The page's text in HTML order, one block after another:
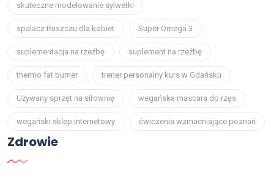
skuteczne modelowanie sylwetki
spalacz tłuszczu dla kobiet Super Omega 3
suplementacja na rzeźbę suplement na rzeźbę
thermo fat burner trener personalny kurs w Gdańsku
Używany sprzęt na siłownię wegańska mascara do rzęs
wegański sklep internetowy ćwiczenia wzmacniające poznań
Zdrowie